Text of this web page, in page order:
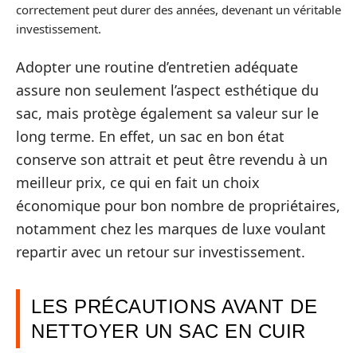
correctement peut durer des années, devenant un véritable
investissement.
Adopter une routine d’entretien adéquate
assure non seulement l’aspect esthétique du
sac, mais protège également sa valeur sur le
long terme. En effet, un sac en bon état
conserve son attrait et peut être revendu à un
meilleur prix, ce qui en fait un choix
économique pour bon nombre de propriétaires,
notamment chez les marques de luxe voulant
repartir avec un retour sur investissement.
LES PRÉCAUTIONS AVANT DE
NETTOYER UN SAC EN CUIR